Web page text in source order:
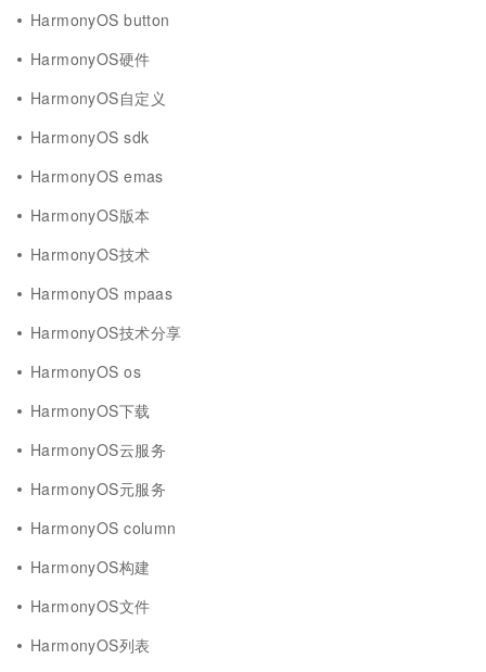
HarmonyOS button
HarmonyOS硬件
HarmonyOS自定义
HarmonyOS sdk
HarmonyOS emas
HarmonyOS版本
HarmonyOS技术
HarmonyOS mpaas
HarmonyOS技术分享
HarmonyOS os
HarmonyOS下载
HarmonyOS云服务
HarmonyOS元服务
HarmonyOS column
HarmonyOS构建
HarmonyOS文件
HarmonyOS列表